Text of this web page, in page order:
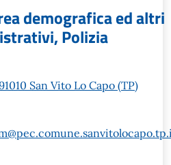
demografica ed altri
Polizia
San Vito Lo Capo (TP)